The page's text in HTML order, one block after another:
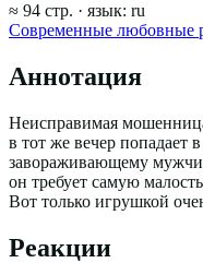
≈ 94 стр. · язык: ru
Современные любовные
Аннотация
Неисправимая
в тот же вечер попадает
завораживающему
он требует самую
Вот только игрушкой
Реакции